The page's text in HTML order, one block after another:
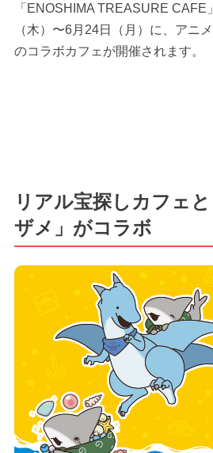
「ENOSHIMA TREASURE CAFE
（木）〜6月24日（月）に、アニ
のコラボカフェが開催されます。
リアル宝探しカフェ
ザメ」がコラボ